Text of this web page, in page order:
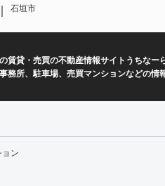
｜ 石垣市
賃貸・売買の不動産情報サイトうちな
務所、駐車場、売買マンションなどの
ン